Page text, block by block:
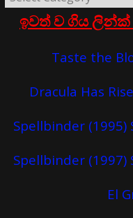
ඉවත් ව ගිය ලින්ක්
Taste the
Dracula Has
Spellbinder (1995)
Spellbinder (1997)
El